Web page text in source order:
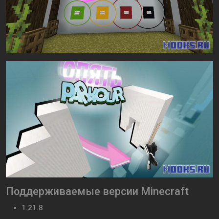
Поддерживаемые версии Minecraft
1.21.8